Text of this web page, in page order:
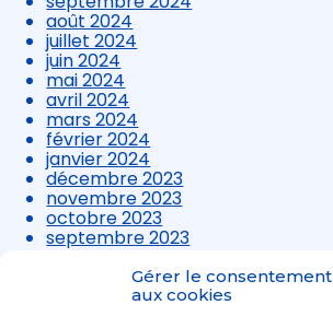
Gérer le consentement
aux cookies
août 2024
juillet 2024
juin 2024
mai 2024
avril 2024
mars 2024
février 2024
janvier 2024
décembre 2023
novembre 2023
octobre 2023
septembre 2023
août 2023
juillet 2023